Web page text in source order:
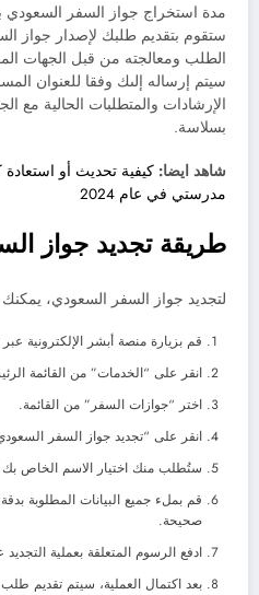
مدة استخراج جواز السفر السعودي
ستقوم بتقديم طلبك لإصدار جواز
الطلب ومعالجته من قبل الجهات
سيتم إرساله إلىك وفقا للعنوان
الإرشادات والمتطلبات الحالية مع
بسلاسة.
شاهد ايضا: كيفية تحديث أو
مدرستي في عام 2024
طريقة تجديد جواز
لتجديد جواز السفر السعودي، يمكنك
قم بزيارة منصة أبشر الإلكترونية عبر
انقر على “الخدمات” من القائمة
اختر “جوازات السفر” من القائمة.
انقر على “تجديد جواز السفر
ستُطلب منك اختيار الاسم الخاص
قم بملء جميع البيانات المطلوبة
صحيحة.
ادفع الرسوم المتعلقة بعملية
بعد اكتمال العملية، سيتم تقديم